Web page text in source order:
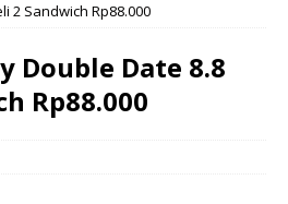
2 Sandwich Rp88.000
Double Date 8.8
Rp88.000